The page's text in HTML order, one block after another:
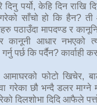
दिनु पर्यो, केहि दिन राखि
साँचो हो कि हैन?
पठाउँदा मापदण्ड र
कानूनी आधार नभएको
पर्छ कि पर्दैन? कार्वाही
आमाघरको फोटो खिचेर,
गरेका छौ भन्दै डलर
दिलशोभा दिदि आफैले